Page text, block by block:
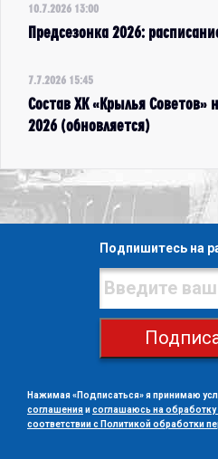
10.7.2026 13:00
Предсезонка 2026:
7.7.2026 15:45
Состав ХК «Крылья Советов»
2026 (обновляется)
Подпишитесь на
Нажимая «Подписаться» я принимаю
соглашенияисоглашаюсь на
соответствии с Политикой обработки